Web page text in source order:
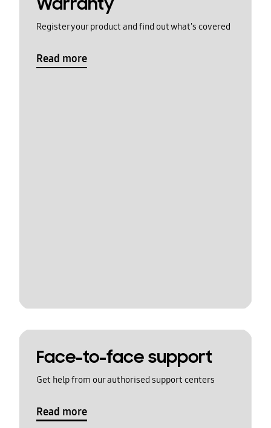
Register your product and find out what's covered
Read more
Face-to-face support
Get help from our authorised support centers
Read more